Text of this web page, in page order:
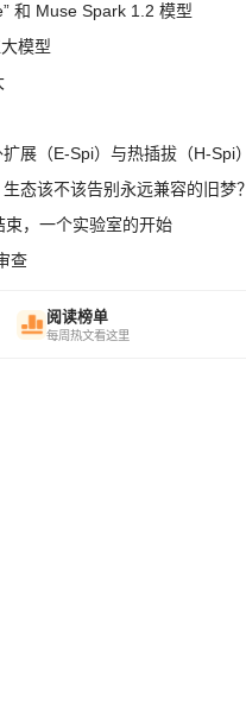
和 Muse Spark 1.2 模型
模型
展（E-Spi）与热插拔（H-Spi）
态该不该告别永远兼容的旧梦？
，一个实验室的开始
查
阅读榜单
每周热文看这里